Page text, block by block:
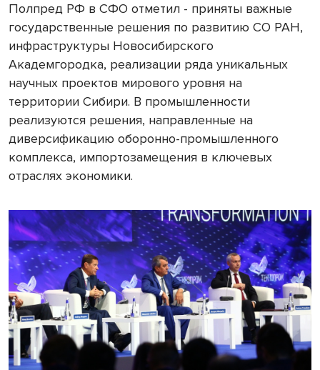
Полпред РФ в СФО отметил - приняты важные
государственные решения по развитию СО РАН,
инфраструктуры Новосибирского
Академгородка, реализации ряда уникальных
научных проектов мирового уровня на
территории Сибири. В промышленности
реализуются решения, направленные на
диверсификацию оборонно-промышленного
комплекса, импортозамещения в ключевых
отраслях экономики.